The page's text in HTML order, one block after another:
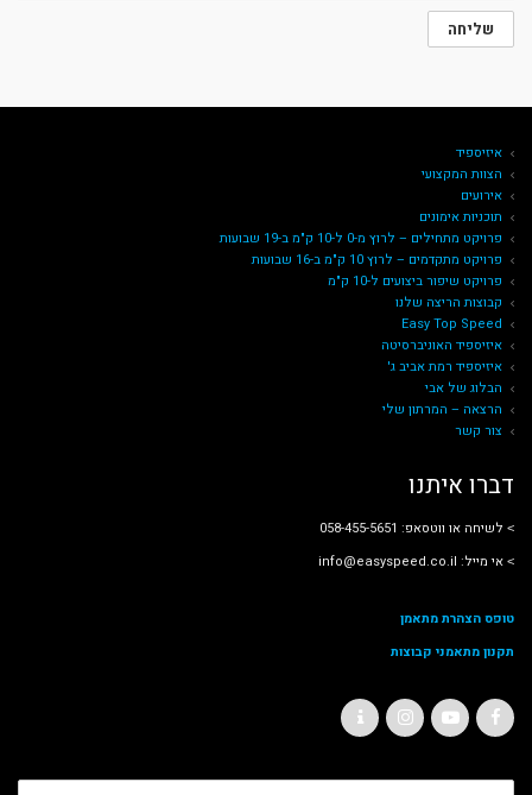
איזיספיד
הצוות המקצועי
אירועים
תוכניות אימונים
פרויקט מתחילים – לרוץ מ-0 ל-10 ק"מ ב-19 שבועות
פרויקט מתקדמים – לרוץ 10 ק"מ ב-16 שבועות
פרויקט שיפור ביצועים ל-10 ק"מ
קבוצות הריצה שלנו
Easy Top Speed
איזיספיד האוניברסיטה
איזיספיד רמת אביב ג'
הבלוג של אבי
הרצאה – המרתון שלי
צור קשר
דברו איתנו
˂ לשיחה או ווטסאפ: 058-455-5651
˂ אי מייל: info@easyspeed.co.il
טופס הצהרת מתאמן
תקנון מתאמני קבוצות
ש